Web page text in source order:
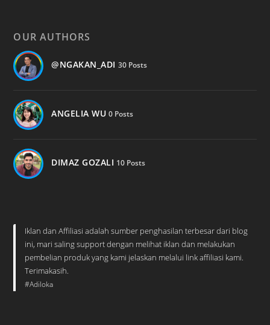
OUR AUTHORS
@NGAKAN_ADI 30 Posts
ANGELIA WU 0 Posts
DIMAZ GOZALI 10 Posts
Iklan dan Affiliasi adalah sumber penghasilan terbesar dari blog
ini, mari saling support dengan melihat iklan dan melakukan
pembelian produk yang kami jelaskan melalui link affiliasi kami.
Terimakasih.
#Adiloka